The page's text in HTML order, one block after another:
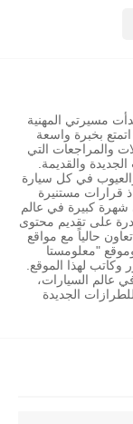
مسيرتي المهنية
في عام 2015. حيث اتمتع بخبرة واسعة
والمراجعات التي
والقديمة.
في كل سيارة
قرارات مستنيرة
كبيرة في عالم
على تقديم محتوى
حالياً مع مواقع
"معلومستا
لهذا الموقع.
عالم السيارات،
الجديدة